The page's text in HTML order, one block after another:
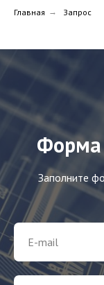
Главная → Запрос
Форма
Заполните